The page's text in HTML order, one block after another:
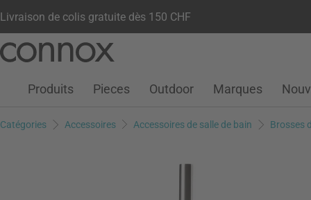
Livraison de colis gratuite dès 150 CHF
contenu
Votre compteListe de souhaits
Warenkorb
Produits Pieces Outdoor Marques
Catégories Accessoires Accessoires de salle de bain Brosses